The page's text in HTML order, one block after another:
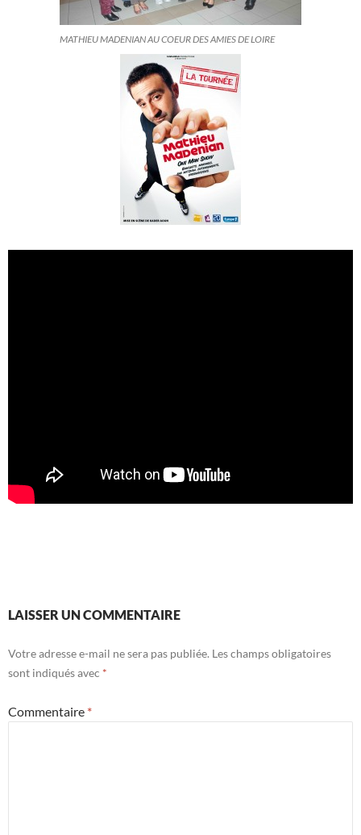
MATHIEU MADENIAN AU COEUR DES AMIES DE LOIRE
LAISSER UN COMMENTAIRE
Votre adresse e-mail ne sera pas publiée. Les champs obligatoires
sont indiqués avec *
Commentaire *